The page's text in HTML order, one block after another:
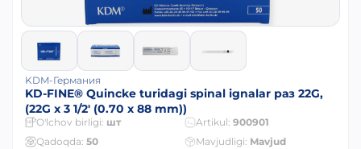
KDM-Германия
KD-FINE® Quincke turidagi spinal ignalar раз 22G,
(22G x 3 1/2' (0.70 x 88 mm))
O'lchov birligi: шт Artikul: 900901
Qadoqda: 50 Mavjudligi: Mavjud